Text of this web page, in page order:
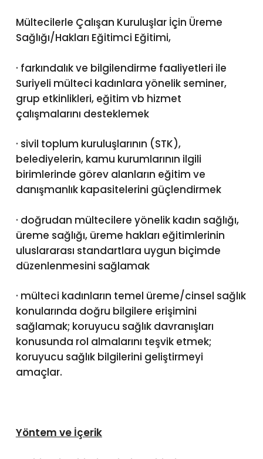
Mültecilerle Çalışan Kuruluşlar İçin Üreme
Sağlığı/Hakları Eğitimci Eğitimi,
· farkındalık ve bilgilendirme faaliyetleri ile
Suriyeli mülteci kadınlara yönelik seminer,
grup etkinlikleri, eğitim vb hizmet
çalışmalarını desteklemek
· sivil toplum kuruluşlarının (STK),
belediyelerin, kamu kurumlarının ilgili
birimlerinde görev alanların eğitim ve
danışmanlık kapasitelerini güçlendirmek
· doğrudan mültecilere yönelik kadın sağlığı,
üreme sağlığı, üreme hakları eğitimlerinin
uluslararası standartlara uygun biçimde
düzenlenmesini sağlamak
· mülteci kadınların temel üreme/cinsel sağlık
konularında doğru bilgilere erişimini
sağlamak; koruyucu sağlık davranışları
konusunda rol almalarını teşvik etmek;
koruyucu sağlık bilgilerini geliştirmeyi
amaçlar.
Yöntem ve İçerik